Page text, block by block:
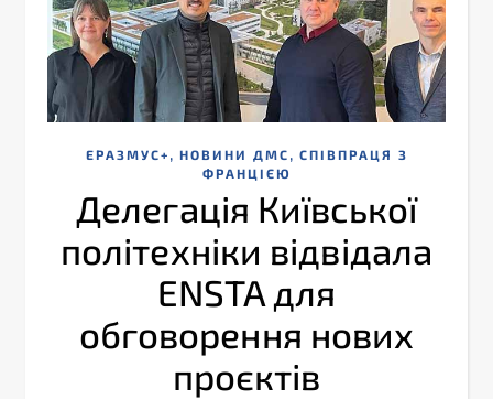
ЕРАЗМУС+ , НОВИНИ ДМС , СПІВПРАЦЯ З
ФРАНЦІЄЮ
Делегація Київської
політехніки відвідала
ENSTA для
обговорення нових
проєктів